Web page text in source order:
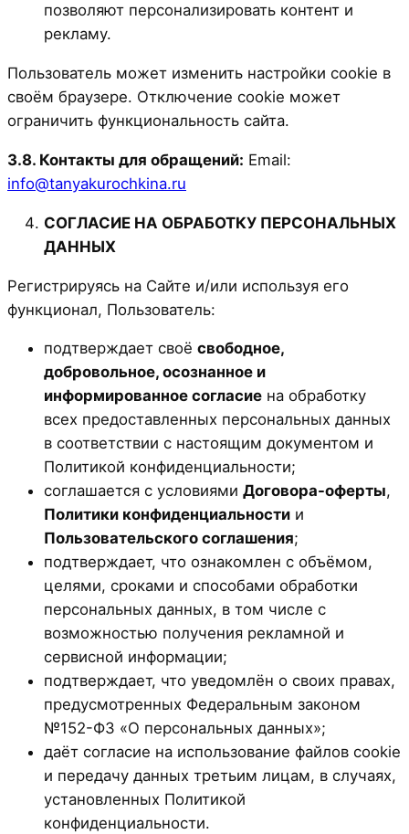
позволяют персонализировать контент и
рекламу.
Пользователь может изменить настройки cookie в
своём браузере. Отключение cookie может
ограничить функциональность сайта.
3.8. Контакты для обращений: Email:
info@tanyakurochkina.ru
СОГЛАСИЕ НА ОБРАБОТКУ ПЕРСОНАЛЬНЫХ
ДАННЫХ
Регистрируясь на Сайте и/или используя его
функционал, Пользователь:
подтверждает своё свободное,
добровольное, осознанное и
информированное согласие на обработку
всех предоставленных персональных данных
в соответствии с настоящим документом и
Политикой конфиденциальности;
соглашается с условиями Договора-оферты,
Политики конфиденциальности и
Пользовательского соглашения;
подтверждает, что ознакомлен с объёмом,
целями, сроками и способами обработки
персональных данных, в том числе с
возможностью получения рекламной и
сервисной информации;
подтверждает, что уведомлён о своих правах,
предусмотренных Федеральным законом
№152-ФЗ «О персональных данных»;
даёт согласие на использование файлов cookie
и передачу данных третьим лицам, в случаях,
установленных Политикой
конфиденциальности.